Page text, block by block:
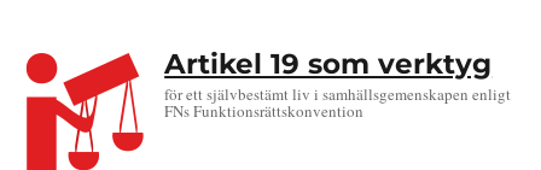
Artikel 19 som verktyg
för ett självbestämt liv i samhällsgemenskapen enligt
FNs Funktionsrättskonvention